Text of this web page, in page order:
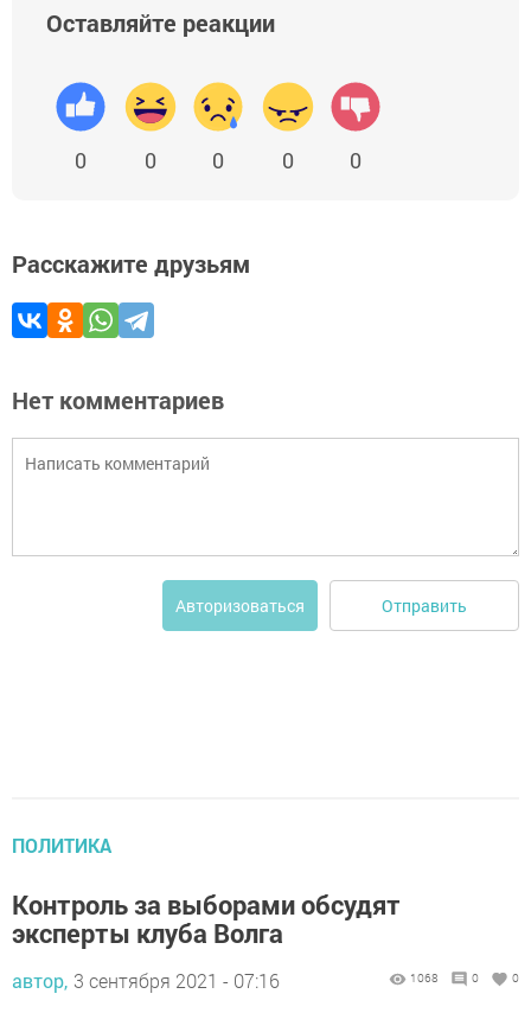
Оставляйте реакции
0 0 0 0 0
Расскажите друзьям
Нет комментариев
Авторизоваться Отправить
ПОЛИТИКА
Контроль за выборами обсудят
эксперты клуба Волга
автор, 3 сентября 2021 - 07:16 1068 0 0